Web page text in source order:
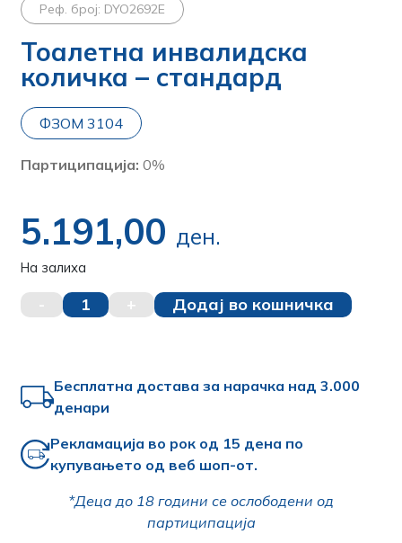
Реф. број: DYO2692E
Тоалетна инвалидска
количка – стандард
ФЗОМ 3104
Партиципација: 0%
5.191,00 ден.
На залиха
- 1 + Додај во кошничка
Бесплатна достава за нарачка над 3.000
денари
Рекламација во рок од 15 дена по
купувањето од веб шоп-от.
*Деца до 18 години се ослободени од
партиципација